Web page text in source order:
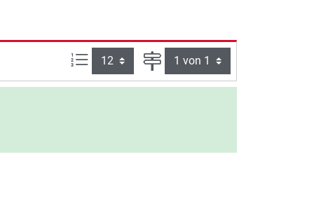
Artikel pro Seite: Seite